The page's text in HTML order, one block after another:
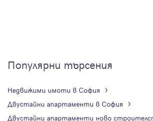
Популярни търсения
Недвижими имоти в София
Двустайни апартаменти в София
Двустайни апартаменти ново